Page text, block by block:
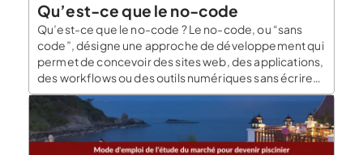
Qu’est-ce que le no-code
Qu’est-ce que le no-code ? Le no-code, ou “sans
code”, désigne une approche de développement qui
permet de concevoir des sites web, des applications,
des workflows ou des outils numériques sans écrire
une seule ligne de code. Plutôt que d’utiliser des
langages de programmation comme HTML,
JavaScript ou Python, les outils no-code offrent des
interfaces […]